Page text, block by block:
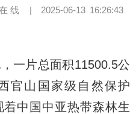
线 | 2025-06-13 16:26:43
片总面积11500.5公
山国家级自然保护
中国中亚热带森林生